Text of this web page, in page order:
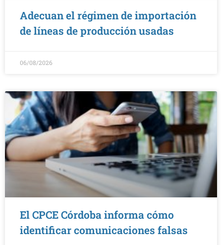
Adecuan el régimen de importación
de líneas de producción usadas
06/08/2026
El CPCE Córdoba informa cómo
identificar comunicaciones falsas